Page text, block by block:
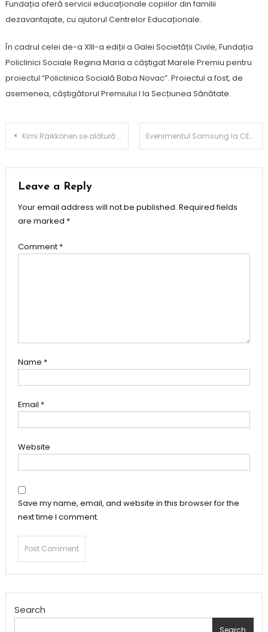
Fundația oferă servicii educaționale copiilor din familii
dezavantajate, cu ajutorul Centrelor Educaționale.
În cadrul celei de-a XIII-a ediții a Galei Societății Civile, Fundația
Policlinici Sociale Regina Maria a câștigat Marele Premiu pentru
proiectul “Policlinica Socială Baba Novac”. Proiectul a fost, de
asemenea, câștigătorul Premiului I la Secțiunea Sănătate.
Post
Kimi Räikkönen se alătură echipei Nokian Tyres în calitate de ambasador al mărcii Evenimentul Samsung la CES 2026: „The First Look”
Leave a Reply
Your email address will not be published. Required fields
are marked *
Comment *
Name *
Email *
Website
Save my name, email, and website in this browser for the
next time I comment.
Search
Search